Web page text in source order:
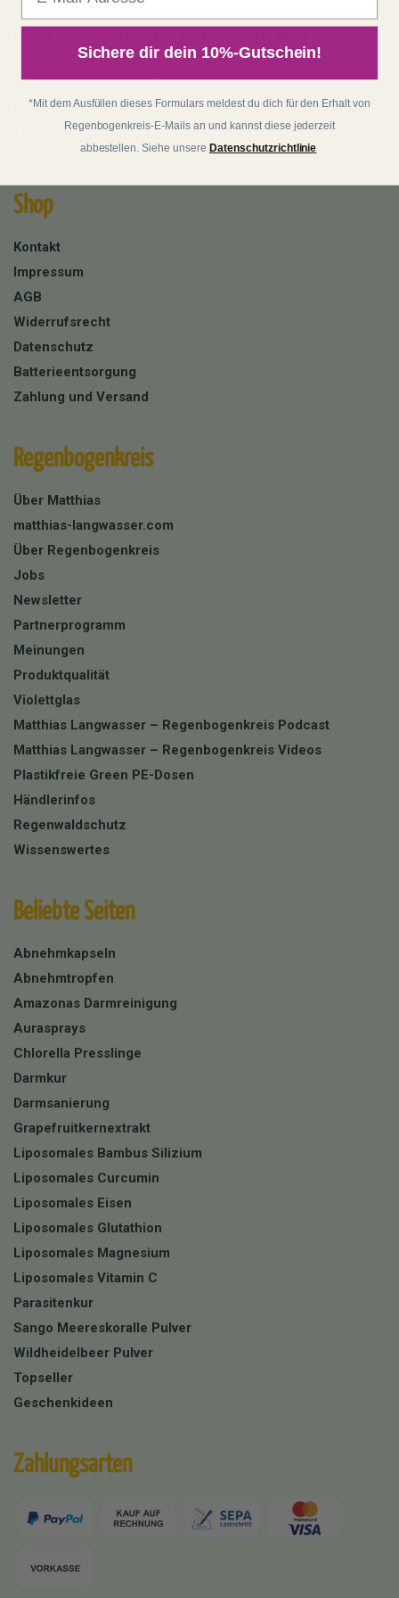
unserem Team:
Unser Shop läuft auf 100 % Ökostrom aus erneuerbaren
Energien!
Shop
Kontakt
Impressum
AGB
Widerrufsrecht
Datenschutz
Batterieentsorgung
Zahlung und Versand
Regenbogenkreis
Über Matthias
matthias-langwasser.com
Über Regenbogenkreis
Jobs
Newsletter
Partnerprogramm
Meinungen
Produktqualität
Violettglas
Matthias Langwasser – Regenbogenkreis Podcast
Matthias Langwasser – Regenbogenkreis Videos
Plastikfreie Green PE-Dosen
Händlerinfos
Regenwaldschutz
Wissenswertes
Beliebte Seiten
Abnehmkapseln
Abnehmtropfen
Amazonas Darmreinigung
Aurasprays
Chlorella Presslinge
Darmkur
Darmsanierung
Grapefruitkernextrakt
Liposomales Bambus Silizium
Liposomales Curcumin
Liposomales Eisen
Liposomales Glutathion
Liposomales Magnesium
Liposomales Vitamin C
Parasitenkur
Sango Meereskoralle Pulver
Wildheidelbeer Pulver
Topseller
Geschenkideen
Zahlungsarten
Sichere dir dein 10%-Gutschein!
*Mit dem Ausfüllen dieses Formulars meldest du dich für den Erhalt von
Regenbogenkreis-E-Mails an und kannst diese jederzeit
abbestellen. Siehe unsere Datenschutzrichtlinie